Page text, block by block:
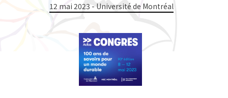
12 mai 2023 - Université de Montréal